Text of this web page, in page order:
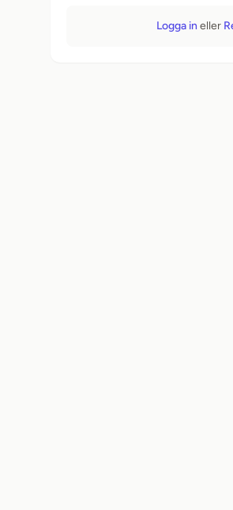
Logga in eller